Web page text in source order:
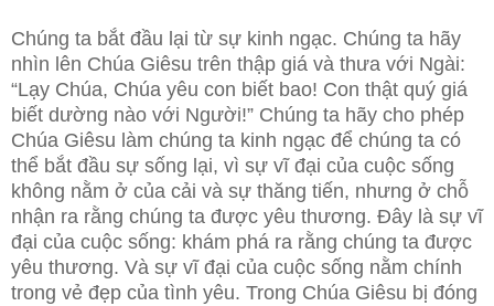
Chúng ta bắt đầu lại từ sự kinh ngạc. Chúng ta hãy
nhìn lên Chúa Giêsu trên thập giá và thưa với Ngài:
“Lạy Chúa, Chúa yêu con biết bao! Con thật quý giá
biết dường nào với Người!” Chúng ta hãy cho phép
Chúa Giêsu làm chúng ta kinh ngạc để chúng ta có
thể bắt đầu sự sống lại, vì sự vĩ đại của cuộc sống
không nằm ở của cải và sự thăng tiến, nhưng ở chỗ
nhận ra rằng chúng ta được yêu thương. Đây là sự vĩ
đại của cuộc sống: khám phá ra rằng chúng ta được
yêu thương. Và sự vĩ đại của cuộc sống nằm chính
trong vẻ đẹp của tình yêu. Trong Chúa Giêsu bị đóng